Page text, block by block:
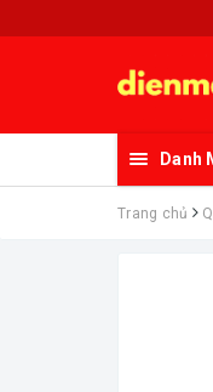
Danh
Trang chủ